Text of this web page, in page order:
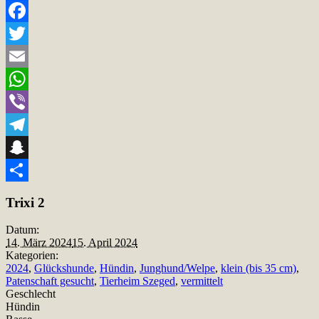
Facebook
Twitter
Email
WhatsApp
Viber
Telegram
Snapchat
Trixi 2
Datum:
14. März 202415. April 2024
Kategorien:
2024, Glückshunde, Hündin, Junghund/Welpe, klein (bis 35 cm),
Patenschaft gesucht, Tierheim Szeged, vermittelt
Geschlecht
Hündin